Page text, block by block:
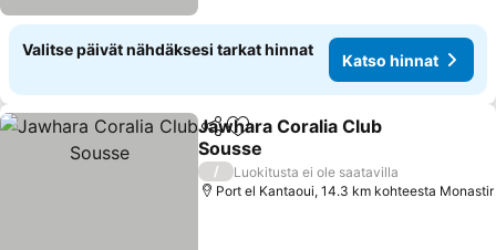
Valitse päivät nähdäksesi tarkat hinnat
Katso hinnat
Jaa Lisää suosikkeihin
Jawhara Coralia Club
Sousse
/
Luokitusta ei ole saatavilla
Port el Kantaoui, 14.3 km kohteesta Monastir